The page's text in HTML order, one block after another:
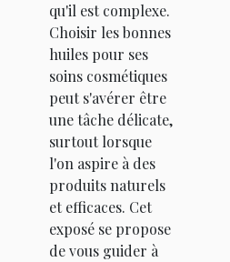
qu'il est complexe.
Choisir les bonnes
huiles pour ses
soins cosmétiques
peut s'avérer être
une tâche délicate,
surtout lorsque
l'on aspire à des
produits naturels
et efficaces. Cet
exposé se propose
de vous guider à